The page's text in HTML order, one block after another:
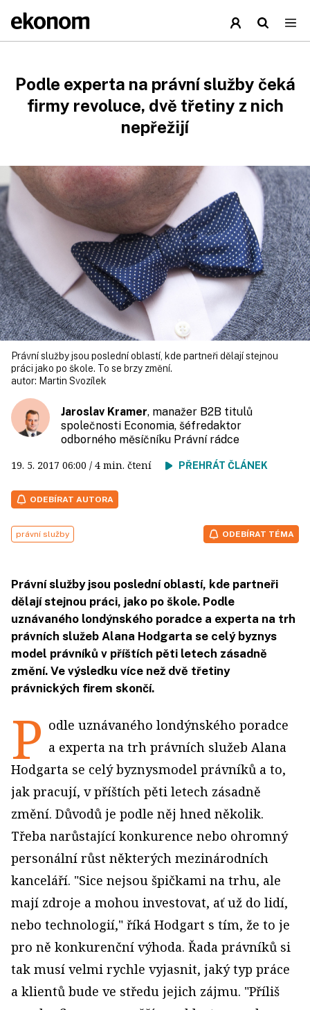
Podle experta na právní služby čeká
firmy revoluce, dvě třetiny z nich
nepřežijí
Právní služby jsou poslední oblastí, kde partneři dělají stejnou
práci jako po škole. To se brzy změní.
autor: Martin Svozílek
Jaroslav Kramer, manažer B2B titulů
společnosti Economia, šéfredaktor
odborného měsíčníku Právní rádce
19. 5. 2017 06:00 / 4 min. čtení PŘEHRÁT ČLÁNEK
ODEBÍRAT AUTORA
právní služby ODEBÍRAT TÉMA
Právní služby jsou poslední oblastí, kde partneři
dělají stejnou práci, jako po škole. Podle
uznávaného londýnského poradce a experta na trh
právních služeb Alana Hodgarta se celý byznys
model právníků v příštích pěti letech zásadně
změní. Ve výsledku více než dvě třetiny
právnických firem skončí.
P odle uznávaného londýnského poradce
a experta na trh právních služeb Alana
Hodgarta se celý byznysmodel právníků a to,
jak pracují, v příštích pěti letech zásadně
změní. Důvodů je podle něj hned několik.
Třeba narůstající konkurence nebo ohromný
personální růst některých mezinárodních
kanceláří. "Sice nejsou špičkami na trhu, ale
mají zdroje a mohou investovat, ať už do lidí,
nebo technologií," říká Hodgart s tím, že to je
pro ně konkurenční výhoda. Řada právníků si
tak musí velmi rychle vyjasnit, jaký typ práce
a klientů bude ve středu jejich zájmu. "Příliš